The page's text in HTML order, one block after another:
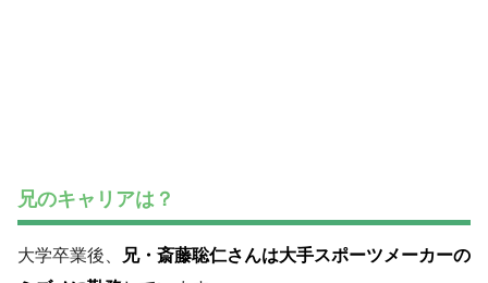
兄のキャリアは？
大学卒業後、
兄・斎藤聡仁さんは大手スポーツメーカーの